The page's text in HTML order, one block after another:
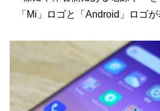
「Mi」ロゴと「Android」ロゴ